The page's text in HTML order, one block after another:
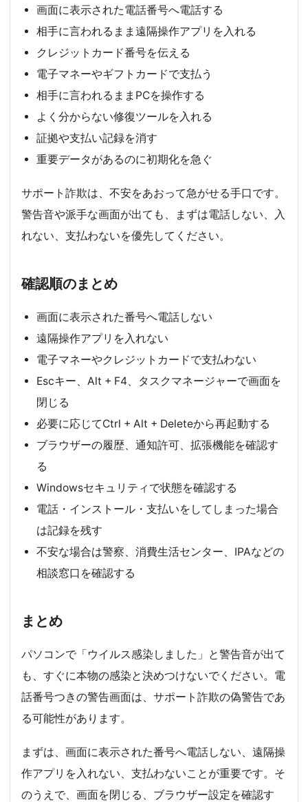
画面に表示された電話番号へ電話する
相手に言われるまま遠隔操作アプリを入れる
クレジットカード番号を伝える
電子マネーやギフトカードで支払う
相手に言われるままPCを操作する
よく分からない修復ツールを入れる
証拠や支払い記録を消す
重要データがあるのに初期化を急ぐ
サポート詐欺は、不安をあおって急がせる手口です。
警告音や派手な画面が出ても、まずは電話しない、入
れない、支払わないを優先してください。
確認順のまとめ
画面に表示された番号へ電話しない
遠隔操作アプリを入れない
電子マネーやクレジットカードで支払わない
Escキー、Alt + F4、タスクマネージャーで画面を
閉じる
必要に応じてCtrl + Alt + Deleteから再起動する
ブラウザーの履歴、通知許可、拡張機能を確認す
る
Windowsセキュリティで状態を確認する
電話・インストール・支払いをしてしまった場合
は記録を残す
不安な場合は警察、消費生活センター、IPAなどの
相談窓口を確認する
まとめ
パソコンで「ウイルス感染しました」と警告音が出て
も、すぐに本物の感染と決めつけないでください。電
話番号つきの警告画面は、サポート詐欺の偽警告であ
る可能性があります。
まずは、画面に表示された番号へ電話しない、遠隔操
作アプリを入れない、支払わないことが重要です。そ
のうえで、画面を閉じる、ブラウザー設定を確認す